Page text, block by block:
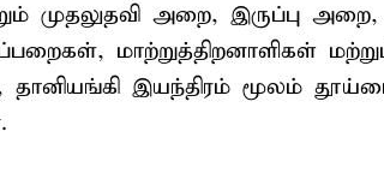
முதலுதவி அறை, இருப்பு
மாற்றுத்திறனாளிகள்
இயந்திரம் மூலம்